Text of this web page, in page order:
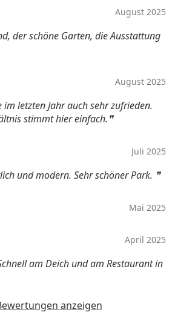
August 2025
der schöne Garten, die Ausstattung
August 2025
letzten Jahr auch sehr zufrieden.
stimmt hier einfach.
Juli 2025
und modern. Sehr schöner Park.
Mai 2025
April 2025
am Deich und am Restaurant in
anzeigen